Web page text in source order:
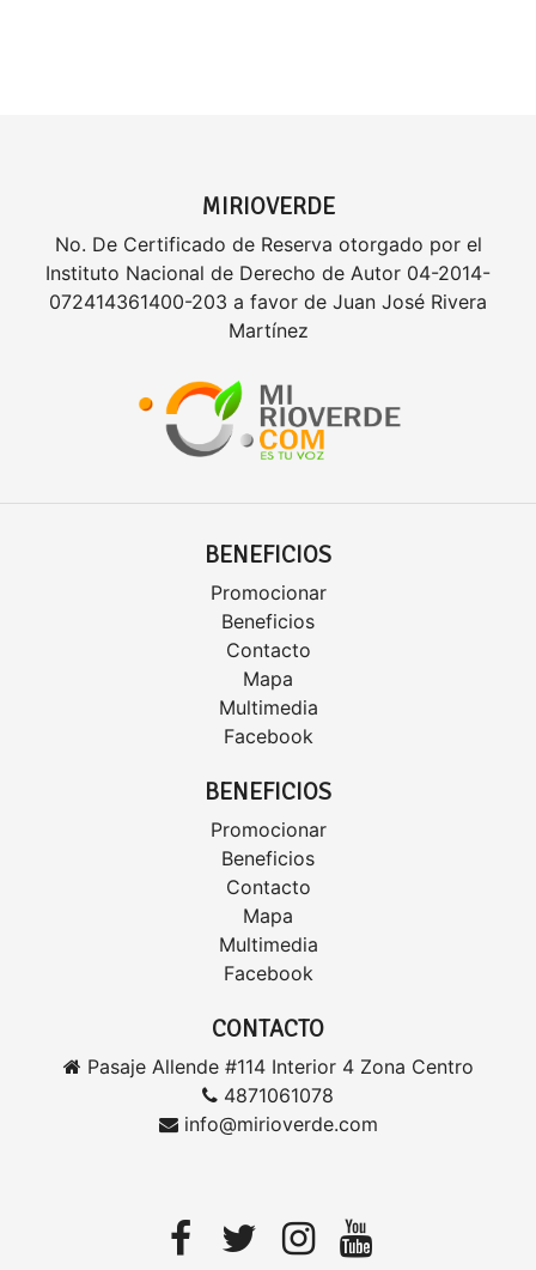
MIRIOVERDE
No. De Certificado de Reserva otorgado por el
Instituto Nacional de Derecho de Autor 04-2014-
072414361400-203 a favor de Juan José Rivera
Martínez
BENEFICIOS
Promocionar
Beneficios
Contacto
Mapa
Multimedia
Facebook
BENEFICIOS
Promocionar
Beneficios
Contacto
Mapa
Multimedia
Facebook
CONTACTO
Pasaje Allende #114 Interior 4 Zona Centro
4871061078
info@mirioverde.com